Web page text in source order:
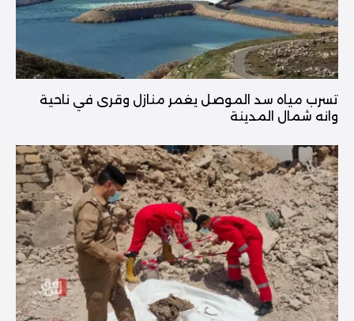
تسرب مياه سد الموصل يغمر منازل وقرى في ناحية
وانه شمال المدينة